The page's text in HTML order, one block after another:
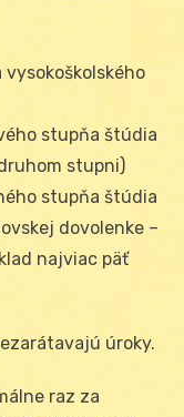
stupňa štúdia
stupni)
stupňa štúdia
dovolenke –
najviac päť
úroky.
raz za